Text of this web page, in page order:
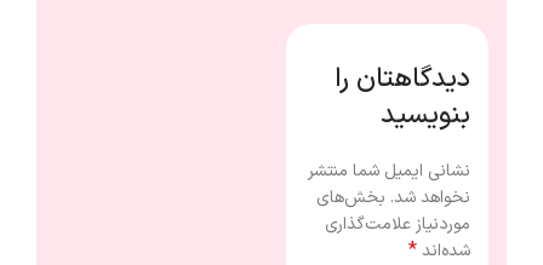
دیدگاهتان را
بنویسید
نشانی ایمیل شما منتشر
نخواهد شد. بخش‌های
موردنیاز علامت‌گذاری
شده‌اند*